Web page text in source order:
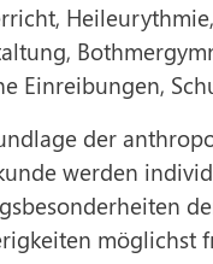
Heileurythmie,
Einreibungen,
der
werden
möglichst